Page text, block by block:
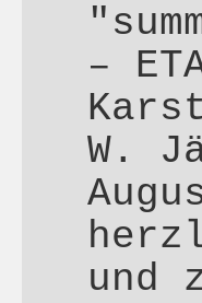
–
W.
und